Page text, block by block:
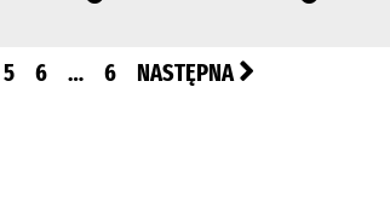
5 6 … 6 NASTĘPNA